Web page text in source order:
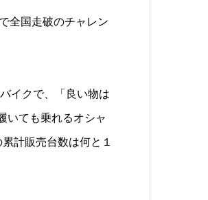
全国走破のチャレン
イクで、「良い物は
いても乗れるオシャ
計販売台数は何と１